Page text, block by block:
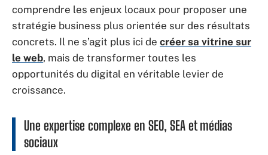
comprendre les enjeux locaux pour proposer une
stratégie business plus orientée sur des résultats
concrets. Il ne s’agit plus ici de créer sa vitrine sur
le web, mais de transformer toutes les
opportunités du digital en véritable levier de
croissance.
Une expertise complexe en SEO, SEA et médias
sociaux